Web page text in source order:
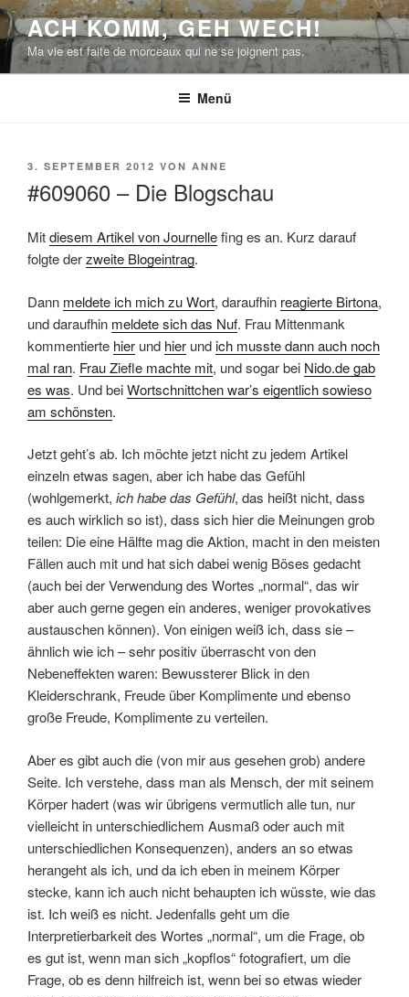
Zum
Inhalt
springen
ACH KOMM, GEH WECH!
Ma vie est faite de morceaux qui ne se joignent pas.
Menü
VERÖFFENTLICHT
3. SEPTEMBER 2012 VON ANNE
#609060 – Die Blogschau
Mitdiesem Artikel von Journellefing es an. Kurz darauf
folgte derzweite Blogeintrag.
Dann meldete ich mich zu Wort, daraufhin reagierte Birtona,
und daraufhin meldete sich das Nuf. Frau Mittenmank
kommentierte hier und hier undich musste dann auch noch
mal ran. Frau Ziefle machte mit, und sogar bei Nido.de gab
es was. Und beiWortschnittchen war’s eigentlich sowieso
am schönsten.
Jetzt geht’s ab. Ich möchte jetzt nicht zu jedem Artikel
einzeln etwas sagen, aber ich habe das Gefühl
(wohlgemerkt, ich habe das Gefühl, das heißt nicht, dass
es auch wirklich so ist), dass sich hier die Meinungen grob
teilen: Die eine Hälfte mag die Aktion, macht in den meisten
Fällen auch mit und hat sich dabei wenig Böses gedacht
(auch bei der Verwendung des Wortes „normal“, das wir
aber auch gerne gegen ein anderes, weniger provokatives
austauschen können). Von einigen weiß ich, dass sie –
ähnlich wie ich – sehr positiv überrascht von den
Nebeneffekten waren: Bewussterer Blick in den
Kleiderschrank, Freude über Komplimente und ebenso
große Freude, Komplimente zu verteilen.
Aber es gibt auch die (von mir aus gesehen grob) andere
Seite. Ich verstehe, dass man als Mensch, der mit seinem
Körper hadert (was wir übrigens vermutlich alle tun, nur
vielleicht in unterschiedlichem Ausmaß oder auch mit
unterschiedlichen Konsequenzen), anders an so etwas
herangeht als ich, und da ich eben in meinem Körper
stecke, kann ich auch nicht behaupten ich wüsste, wie das
ist. Ich weiß es nicht. Jedenfalls geht um die
Interpretierbarkeit des Wortes „normal“, um die Frage, ob
es gut ist, wenn man sich „kopflos“ fotografiert, um die
Frage, ob es denn hilfreich ist, wenn bei so etwas wieder